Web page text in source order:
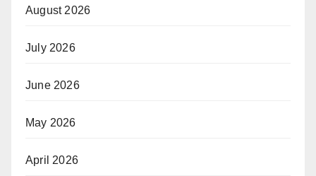
August 2026
July 2026
June 2026
May 2026
April 2026